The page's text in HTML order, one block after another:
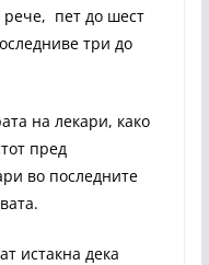
рече, пет до шест
три до
на лекари, како
пред
во последните
истакна дека